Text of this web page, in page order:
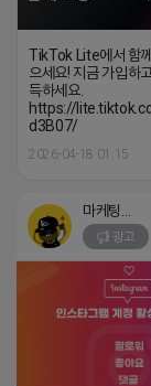
TikTok Lite에서 함
으세요! 지금 가입하
득하세요.
https://
d3B07/
2026-04-18 01:15
광고